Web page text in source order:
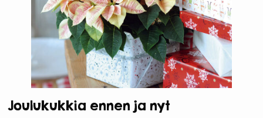
Joulukukkia ennen ja nyt